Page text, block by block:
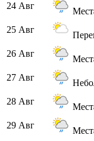
24 Авг
25 Авг
26 Авг
27 Авг
28 Авг
29 Авг